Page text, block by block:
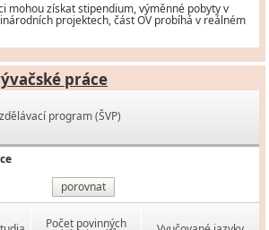
mohou získat stipendium, výměnné pobyty v
projektech, část OV probíhá v reálném
práce
program (ŠVP)
porovnat
Počet povinných